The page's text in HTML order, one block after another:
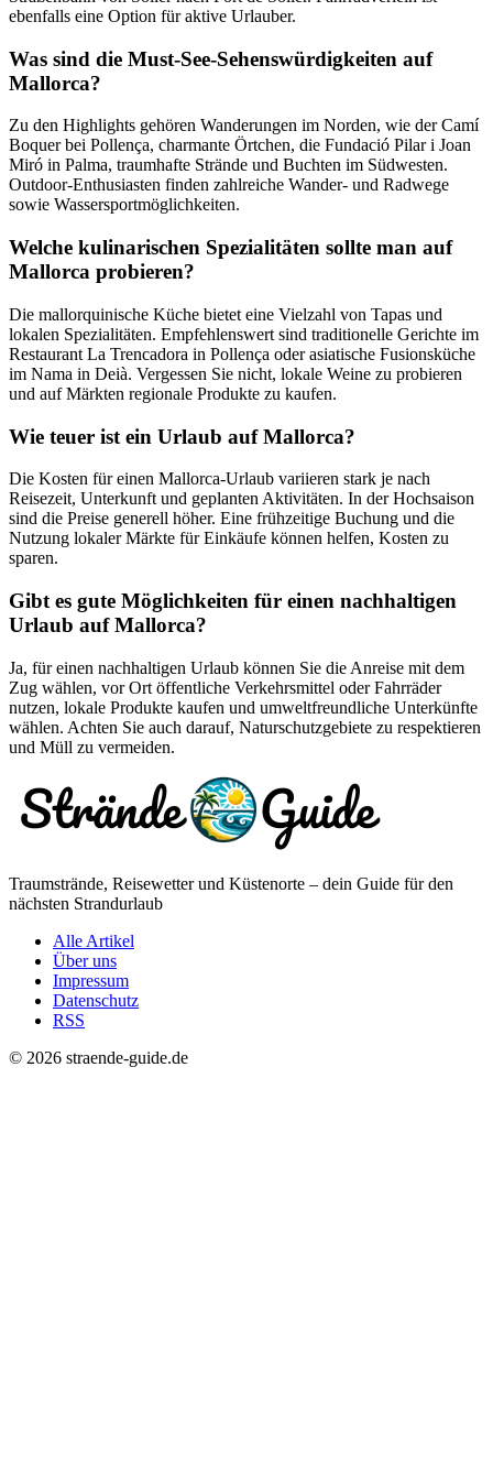
ebenfalls eine Option für aktive Urlauber.
Was sind die Must-See-Sehenswürdigkeiten auf
Mallorca?
Zu den Highlights gehören Wanderungen im Norden, wie der Camí
Boquer bei Pollença, charmante Örtchen, die Fundació Pilar i Joan
Miró in Palma, traumhafte Strände und Buchten im Südwesten.
Outdoor-Enthusiasten finden zahlreiche Wander- und Radwege
sowie Wassersportmöglichkeiten.
Welche kulinarischen Spezialitäten sollte man auf
Mallorca probieren?
Die mallorquinische Küche bietet eine Vielzahl von Tapas und
lokalen Spezialitäten. Empfehlenswert sind traditionelle Gerichte im
Restaurant La Trencadora in Pollença oder asiatische Fusionsküche
im Nama in Deià. Vergessen Sie nicht, lokale Weine zu probieren
und auf Märkten regionale Produkte zu kaufen.
Wie teuer ist ein Urlaub auf Mallorca?
Die Kosten für einen Mallorca-Urlaub variieren stark je nach
Reisezeit, Unterkunft und geplanten Aktivitäten. In der Hochsaison
sind die Preise generell höher. Eine frühzeitige Buchung und die
Nutzung lokaler Märkte für Einkäufe können helfen, Kosten zu
sparen.
Gibt es gute Möglichkeiten für einen nachhaltigen
Urlaub auf Mallorca?
Ja, für einen nachhaltigen Urlaub können Sie die Anreise mit dem
Zug wählen, vor Ort öffentliche Verkehrsmittel oder Fahrräder
nutzen, lokale Produkte kaufen und umweltfreundliche Unterkünfte
wählen. Achten Sie auch darauf, Naturschutzgebiete zu respektieren
und Müll zu vermeiden.
Traumstrände, Reisewetter und Küstenorte – dein Guide für den
nächsten Strandurlaub
Alle Artikel
Über uns
Impressum
Datenschutz
RSS
© 2026 straende-guide.de